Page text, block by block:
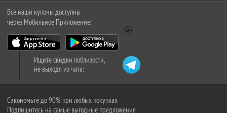
Все наши купоны доступны
через Мобильное Приложение:
Ищите скидки поблизости,
не выходя из чата:
Сэкономьте до 90% при любых покупках
Подпишитесь на самые выгодные предложения